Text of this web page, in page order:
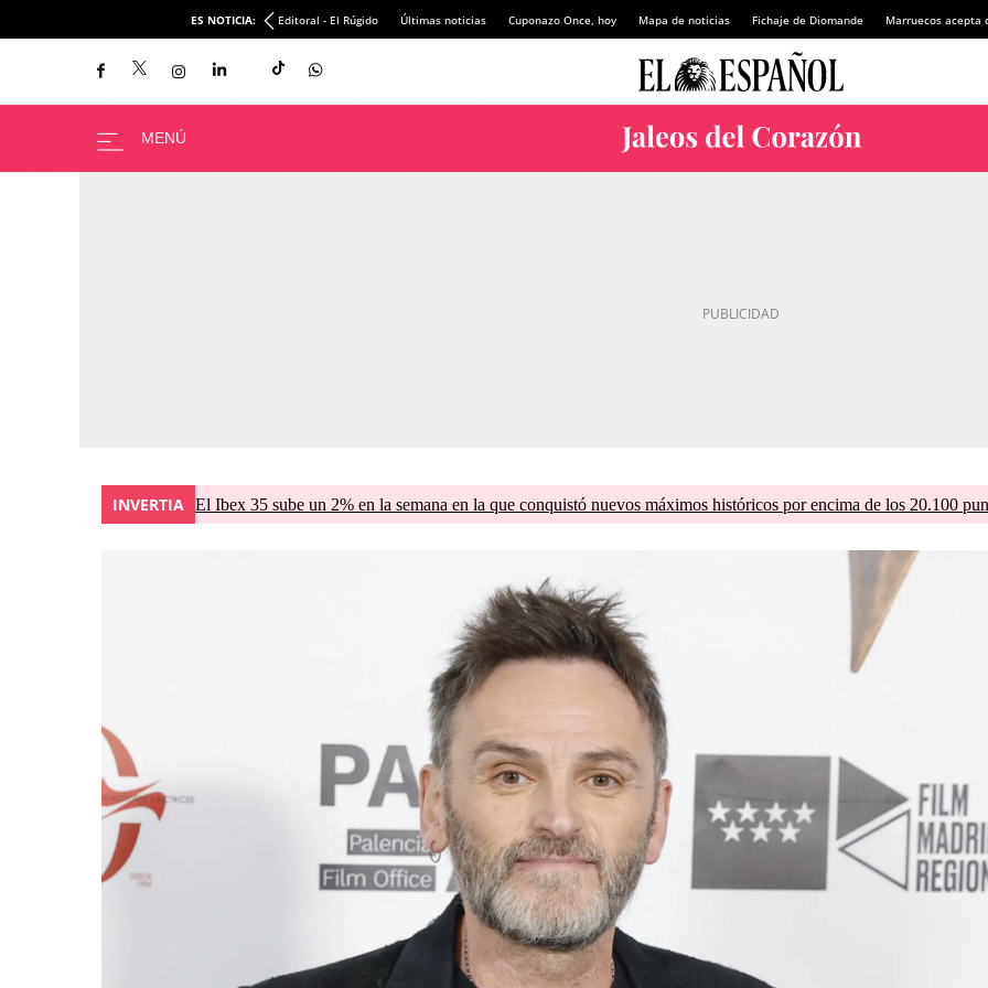
ES NOTICIA: Editoral - El Rúgido Últimas noticias Cuponazo Once, hoy Mapa de noticias Fichaje de Diomande Marruecos acepta
INVERTIA El Ibex 35 sube un 2% en la semana en la que conquistó nuevos máximos históricos por encima de los 20.100